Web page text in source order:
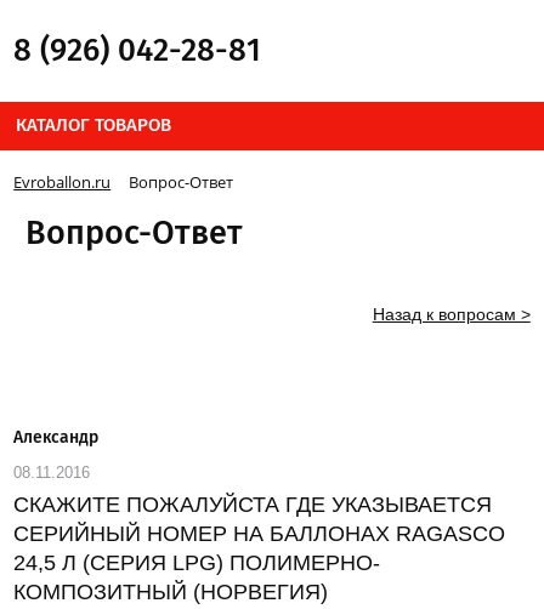
8 (926) 042-28-81
КАТАЛОГ ТОВАРОВ
Evroballon.ru Вопрос-Ответ
Вопрос-Ответ
Назад к вопросам >
Александр
08.11.2016
СКАЖИТЕ ПОЖАЛУЙСТА ГДЕ УКАЗЫВАЕТСЯ
СЕРИЙНЫЙ НОМЕР НА БАЛЛОНАХ RAGASCO
24,5 Л (СЕРИЯ LPG) ПОЛИМЕРНО-
КОМПОЗИТНЫЙ (НОРВЕГИЯ)